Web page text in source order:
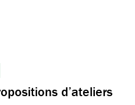
d’ateliers